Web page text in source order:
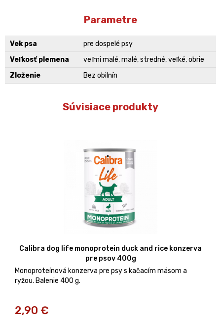
Parametre
Vek psa
pre dospelé psy
Veľkosť plemena
veľmi malé, malé, stredné, veľké, obrie
Zloženie
Bez obilnín
Súvisiace produkty
Calibra dog life monoprotein duck and rice konzerva
pre psov 400g
Monoproteínová konzerva pre psy s kačacím mäsom a
ryžou. Balenie 400 g.
2,90 €